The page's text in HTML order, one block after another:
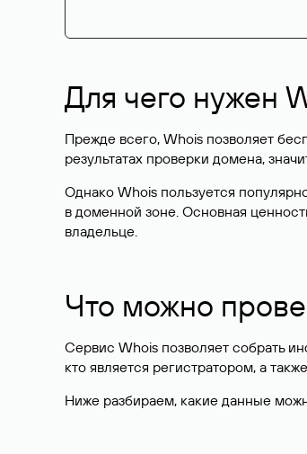
Для чего нужен
Прежде всего, Whois позволяет
результатах проверки домена,
Однако Whois пользуется
в доменной зоне. Основная
владельце.
Что можно
Сервис Whois позволяет собрать
кто является регистратором, а
Ниже разбираем, какие данные